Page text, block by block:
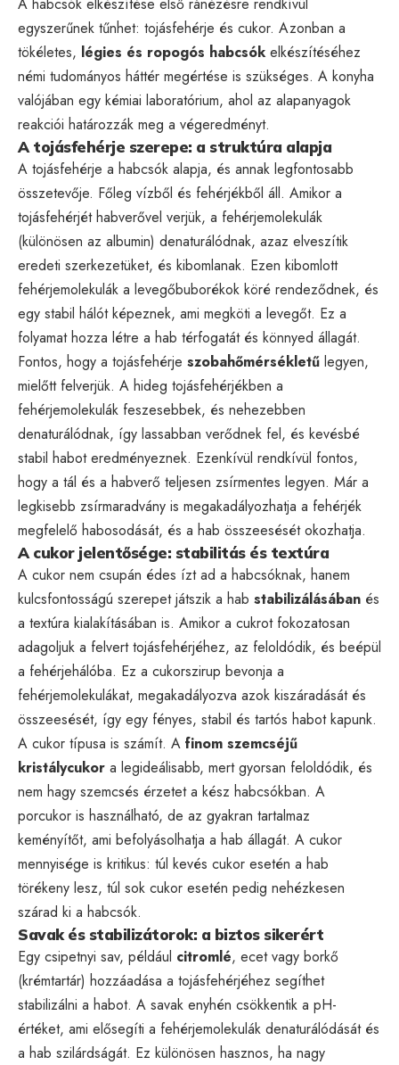
egyszerűnek tűnhet: tojásfehérje és cukor. Azonban a
tökéletes, légies és ropogós habcsók elkészítéséhez
némi tudományos háttér megértése is szükséges. A konyha
valójában egy kémiai laboratórium, ahol az alapanyagok
reakciói határozzák meg a végeredményt.
A tojásfehérje szerepe: a struktúra alapja
A tojásfehérje a habcsók alapja, és annak legfontosabb
összetevője. Főleg vízből és fehérjékből áll. Amikor a
tojásfehérjét habverővel verjük, a fehérjemolekulák
(különösen az albumin) denaturálódnak, azaz elveszítik
eredeti szerkezetüket, és kibomlanak. Ezen kibomlott
fehérjemolekulák a levegőbuborékok köré rendeződnek, és
egy stabil hálót képeznek, ami megköti a levegőt. Ez a
folyamat hozza létre a hab térfogatát és könnyed állagát.
Fontos, hogy a tojásfehérje szobahőmérsékletű legyen,
mielőtt felverjük. A hideg tojásfehérjékben a
fehérjemolekulák feszesebbek, és nehezebben
denaturálódnak, így lassabban verődnek fel, és kevésbé
stabil habot eredményeznek. Ezenkívül rendkívül fontos,
hogy a tál és a habverő teljesen zsírmentes legyen. Már a
legkisebb zsírmaradvány is megakadályozhatja a fehérjék
megfelelő habosodását, és a hab összeesését okozhatja.
A cukor jelentősége: stabilitás és textúra
A cukor nem csupán édes ízt ad a habcsóknak, hanem
kulcsfontosságú szerepet játszik a hab stabilizálásában és
a textúra kialakításában is. Amikor a cukrot fokozatosan
adagoljuk a felvert tojásfehérjéhez, az feloldódik, és beépül
a fehérjehálóba. Ez a cukorszirup bevonja a
fehérjemolekulákat, megakadályozva azok kiszáradását és
összeesését, így egy fényes, stabil és tartós habot kapunk.
A cukor típusa is számít. A finom szemcséjű
kristálycukor a legideálisabb, mert gyorsan feloldódik, és
nem hagy szemcsés érzetet a kész habcsókban. A
porcukor is használható, de az gyakran tartalmaz
keményítőt, ami befolyásolhatja a hab állagát. A cukor
mennyisége is kritikus: túl kevés cukor esetén a hab
törékeny lesz, túl sok cukor esetén pedig nehézkesen
szárad ki a habcsók.
Savak és stabilizátorok: a biztos sikerért
Egy csipetnyi sav, például citromlé, ecet vagy borkő
(krémtartár) hozzáadása a tojásfehérjéhez segíthet
stabilizálni a habot. A savak enyhén csökkentik a pH-
értéket, ami elősegíti a fehérjemolekulák denaturálódását és
a hab szilárdságát. Ez különösen hasznos, ha nagy